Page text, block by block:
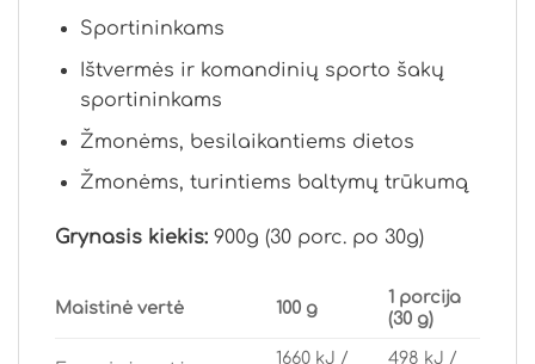
Sportininkams
Ištvermės ir komandinių sporto šakų
sportininkams
Žmonėms, besilaikantiems dietos
Žmonėms, turintiems baltymų trūkumą
Grynasis kiekis: 900g (30 porc. po 30g)
Maistinė vertė 100 g
1 porcija
(30 g)
1660 kJ / 498 kJ /